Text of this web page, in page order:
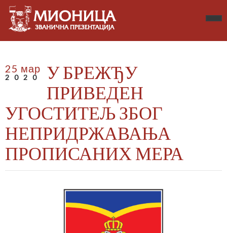
25 мар
2020
У БРЕЖЂУ
ПРИВЕДЕН
УГОСТИТЕЉ ЗБОГ
НЕПРИДРЖАВАЊА
ПРОПИСАНИХ МЕРА